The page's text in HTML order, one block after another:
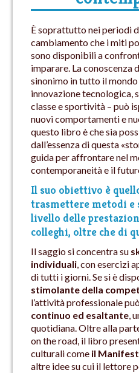
È soprattutto nei periodi
cambiamento che i miti
sono disponibili a
imparare. La conoscenza
sinonimo in tutto il
innovazione tecnologica,
classe e sportività – può
nuovi comportamenti e
questo libro è che sia
dall’essenza di questa
guida per affrontare nel
contemporaneità e il
Il suo obiettivo è
trasmettere metodi e
livello delle
colleghi, oltre che di
Il saggio si concentra su
individuali, con esercizi
di tutti i giorni. Se si è
stimolante della
l’attività professionale
continuo ed esaltante,
quotidiana. Oltre alla
on the road, il libro
culturali come il
altre idee su cui il lettore